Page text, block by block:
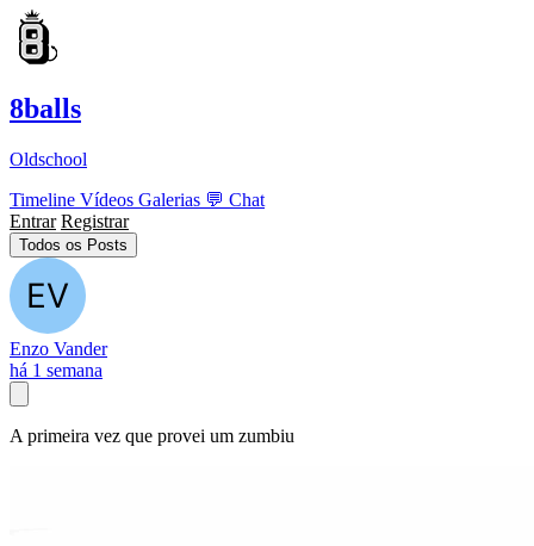
8balls
Oldschool
Timeline Vídeos Galerias 💬 Chat
Entrar Registrar
Todos os Posts
Enzo Vander
há 1 semana
A primeira vez que provei um zumbiu